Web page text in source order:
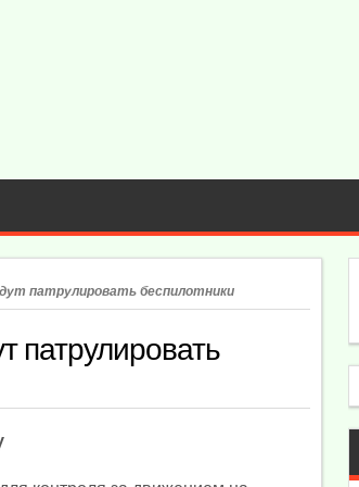
патрулировать беспилотники
патрулировать